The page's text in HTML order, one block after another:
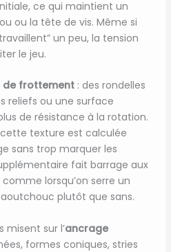
ce qui maintient un
ou la tête de vis. Même si
un peu, la tension
le jeu.
frottement: des rondelles
reliefs ou une surface
de résistance à la rotation.
texture est calculée
sans trop marquer les
fait barrage aux
lorsqu’on serre un
plutôt que sans.
misent sur l’ancrage
formes coniques, stries